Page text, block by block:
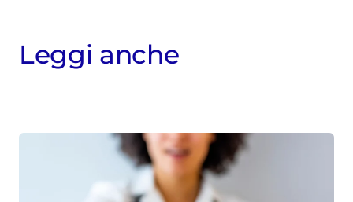
Leggi anche